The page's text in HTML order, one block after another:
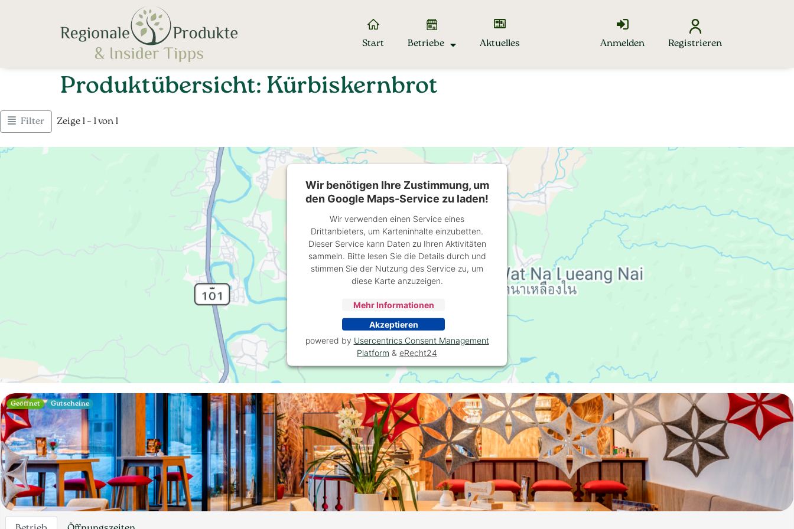
Start Betriebe Aktuelles Anmelden Registrieren
Produktübersicht: Kürbiskernbrot
Filter Zeige 1 – 1 von 1
Geöffnet Gutscheine
Wir benötigen Ihre Zustimmung, um
den Google Maps-Service zu laden!
Wir verwenden einen Service eines
Drittanbieters, um Karteninhalte einzubetten.
Dieser Service kann Daten zu Ihren Aktivitäten
sammeln. Bitte lesen Sie die Details durch und
stimmen Sie der Nutzung des Service zu, um
diese Karte anzuzeigen.
Mehr Informationen
Akzeptieren
powered by Usercentrics Consent Management
Platform & eRecht24